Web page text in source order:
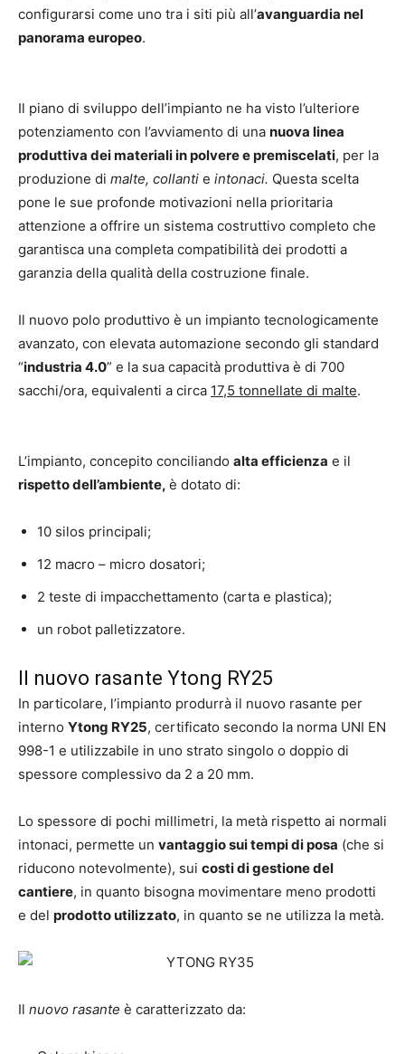
configurarsi come uno tra i siti più all’avanguardia nel
panorama europeo.
Il piano di sviluppo dell’impianto ne ha visto l’ulteriore
potenziamento con l’avviamento di una nuova linea
produttiva dei materiali in polvere e premiscelati, per la
produzione di malte, collanti e intonaci. Questa scelta
pone le sue profonde motivazioni nella prioritaria
attenzione a offrire un sistema costruttivo completo che
garantisca una completa compatibilità dei prodotti a
garanzia della qualità della costruzione finale.
Il nuovo polo produttivo è un impianto tecnologicamente
avanzato, con elevata automazione secondo gli standard
“industria 4.0” e la sua capacità produttiva è di 700
sacchi/ora, equivalenti a circa 17,5 tonnellate di malte.
L’impianto, concepito conciliando alta efficienza e il
rispetto dell’ambiente, è dotato di:
10 silos principali;
12 macro – micro dosatori;
2 teste di impacchettamento (carta e plastica);
un robot palletizzatore.
Il nuovo rasante Ytong RY25
In particolare, l’impianto produrrà il nuovo rasante per
interno Ytong RY25, certificato secondo la norma UNI EN
998-1 e utilizzabile in uno strato singolo o doppio di
spessore complessivo da 2 a 20 mm.
Lo spessore di pochi millimetri, la metà rispetto ai normali
intonaci, permette un vantaggio sui tempi di posa (che si
riducono notevolmente), sui costi di gestione del
cantiere, in quanto bisogna movimentare meno prodotti
e del prodotto utilizzato, in quanto se ne utilizza la metà.
Il nuovo rasante è caratterizzato da: